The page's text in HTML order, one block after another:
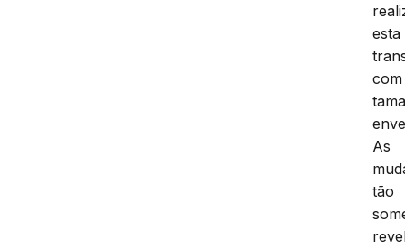
esta
com
As
tão